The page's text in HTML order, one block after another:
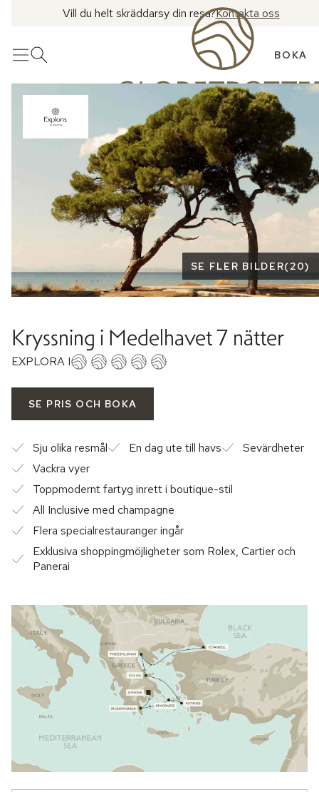
Vill du helt skräddarsy din resa?Kontakta oss
MenyÖppna sök BOKA
Se fler bilder
SE FLER BILDER( 20)
Kryssning i Medelhavet 7 nätter
EXPLORA I
SE PRIS OCH BOKA
Sju olika resmål En dag ute till havs
Sevärdheter
Vackra vyer
Toppmodernt fartyg inrett i boutique-stil
All Inclusive med champagne
Flera specialrestauranger ingår
Exklusiva shoppingmöjligheter som Rolex, Cartier och
Panerai